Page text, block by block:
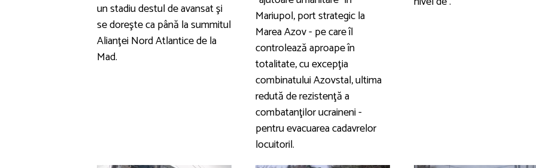
un stadiu destul de avansat şi
se doreşte ca până la summitul
Alianţei Nord Atlantice de la
Mad.
Mariupol, port strategic la
Marea Azov - pe care îl
controlează aproape în
totalitate, cu excepţia
combinatului Azovstal, ultima
redută de rezistenţă a
combatanţilor ucraineni -
pentru evacuarea cadavrelor
locuitoril.